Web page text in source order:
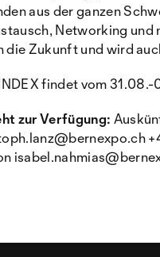
aus der ganzen
Networking
Zukunft und wird
findet vom
zur Verfügung: